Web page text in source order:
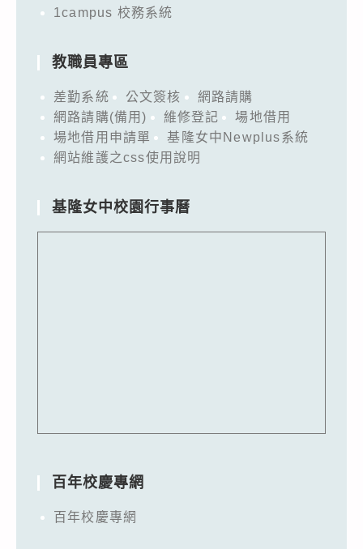
1campus 校務系統
教職員專區
差勤系統 公文簽核
網路請購
網路請購(備用)
維修登記
場地借用
場地借用申請單
基隆女中Newplus系統
網站維護之css使用說明
基隆女中校園行事曆
百年校慶專網
百年校慶專網